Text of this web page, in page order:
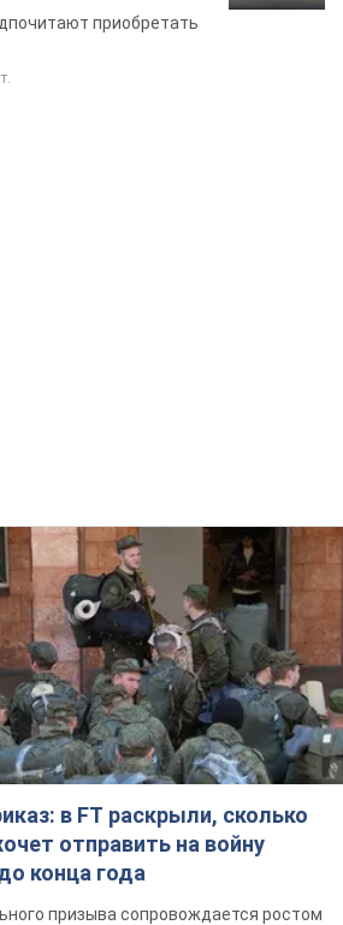
приобретать
в FT раскрыли, сколько
отправить на войну
конца года
призыва сопровождается ростом